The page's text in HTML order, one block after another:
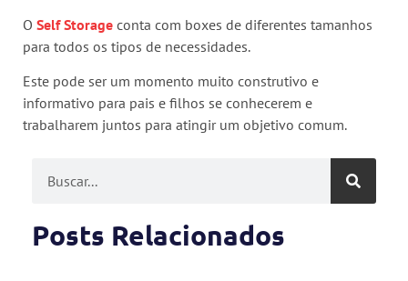
O Self Storage conta com boxes de diferentes tamanhos
para todos os tipos de necessidades.
Este pode ser um momento muito construtivo e
informativo para pais e filhos se conhecerem e
trabalharem juntos para atingir um objetivo comum.
Posts Relacionados